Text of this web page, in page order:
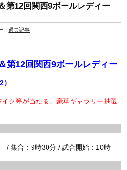
第12回関西9ボールレディー
:過去記事
第12回関西9ボールレディー
ク等が当たる、豪華ギャラリー抽選
/ 集合：9時30分 / 試合開始：10時